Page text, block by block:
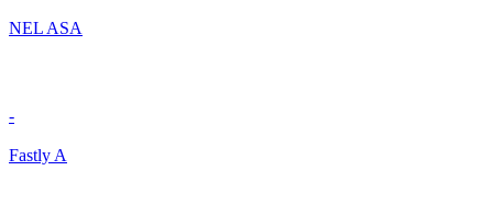
NEL ASA
-
Fastly A